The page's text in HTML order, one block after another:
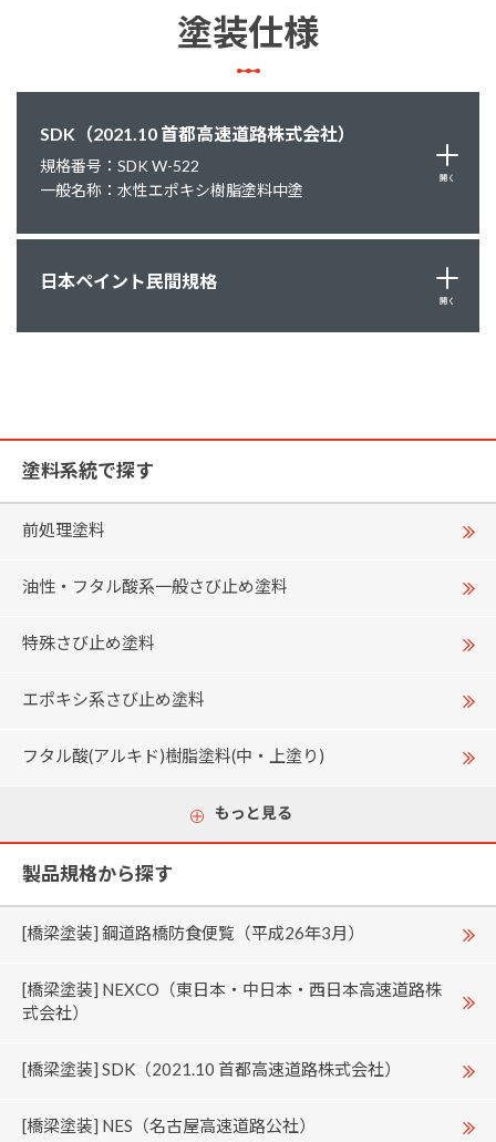
塗装仕様
SDK（2021.10 首都高速道路株式会社）
規格番号：SDK W-522
一般名称：水性エポキシ樹脂塗料中塗
開く
日本ペイント民間規格
開く
塗料系統で探す
前処理塗料
油性・フタル酸系一般さび止め塗料
特殊さび止め塗料
エポキシ系さび止め塗料
フタル酸(アルキド)樹脂塗料(中・上塗り)
もっと見る
製品規格から探す
[橋梁塗装] 鋼道路橋防食便覧（平成26年3月）
[橋梁塗装] NEXCO（東日本・中日本・西日本高速道路株
式会社）
[橋梁塗装] SDK（2021.10 首都高速道路株式会社）
[橋梁塗装] NES（名古屋高速道路公社）